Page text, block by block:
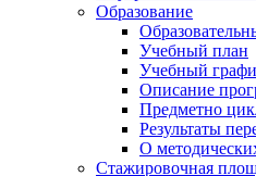
Образование
Учебный план
Учебный
Описание
Предметно
Результаты
О
Стажировочная